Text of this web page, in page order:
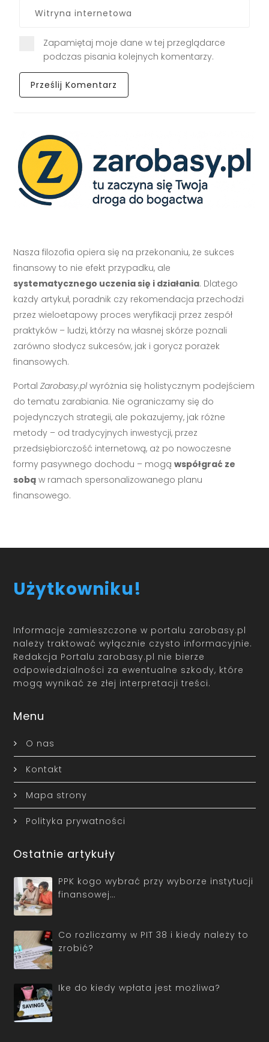
Zapamiętaj moje dane w tej przeglądarce
podczas pisania kolejnych komentarzy.
Nasza filozofia opiera się na przekonaniu, że sukces
finansowy to nie efekt przypadku, ale
systematycznego uczenia się i działania. Dlatego
każdy artykuł, poradnik czy rekomendacja przechodzi
przez wieloetapowy proces weryfikacji przez zespół
praktyków – ludzi, którzy na własnej skórze poznali
zarówno słodycz sukcesów, jak i gorycz porażek
finansowych.
PortalZarobasy.pl wyróżnia się holistycznym podejściem
do tematu zarabiania. Nie ograniczamy się do
pojedynczych strategii, ale pokazujemy, jak różne
metody – od tradycyjnych inwestycji, przez
przedsiębiorczość internetową, aż po nowoczesne
formy pasywnego dochodu – mogąwspółgrać ze
sobą w ramach spersonalizowanego planu
finansowego.
Użytkowniku!
Informacje zamieszczone w portalu zarobasy.pl
należy traktować wyłącznie czysto informacyjnie.
Redakcja Portalu zarobasy.pl nie bierze
odpowiedzialności za ewentualne szkody, które
mogą wynikać ze złej interpretacji treści.
Menu
O nas
Kontakt
Mapa strony
Polityka prywatności
Ostatnie artykuły
PPK kogo wybrać przy wyborze instytucji
finansowej…
Co rozliczamy w PIT 38 i kiedy należy to
zrobić?
Ike do kiedy wpłata jest możliwa?